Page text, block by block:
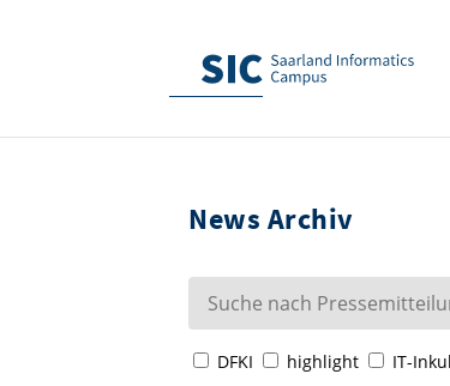
News Archiv
DFKI highlight IT-